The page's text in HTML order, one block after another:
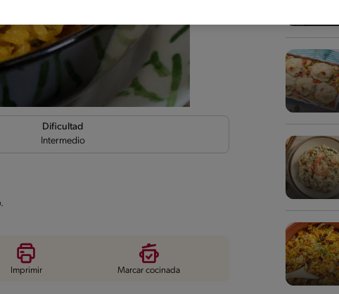
Dificultad
Intermedio
Imprimir Marcar cocinada